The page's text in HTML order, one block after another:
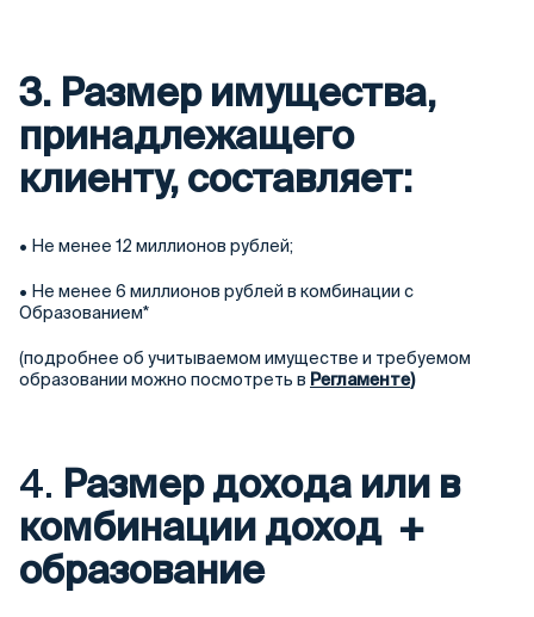
3. Размер имущества,
принадлежащего
клиенту, составляет:
• Не менее 12 миллионов рублей;
• Не менее 6 миллионов рублей в комбинации с
Образованием*
(подробнее об учитываемом имуществе и требуемом
образовании можно посмотреть в Регламенте)
4. Размер дохода или в
комбинации доход +
образование